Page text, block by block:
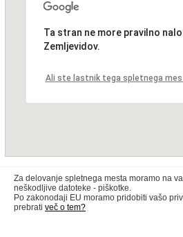
Ta stran ne more pravilno
Zemljevidov.
Ali ste lastnik tega spletnega
Za delovanje spletnega mesta moramo na
neškodljive datoteke - piškotke.
Po zakonodaji EU moramo pridobiti vašo
prebrati več o tem?